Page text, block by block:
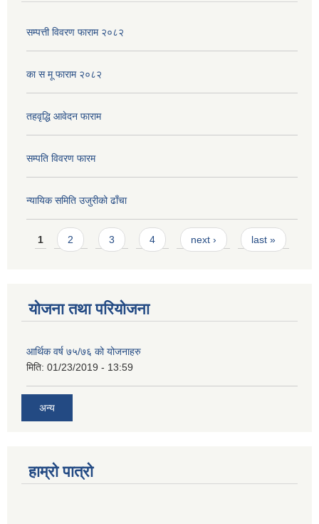
सम्पत्ती विवरण फाराम २०८२
का स मू फाराम २०८२
तहवृद्धि आवेदन फाराम
सम्पति विवरण फारम
न्यायिक समिति उजुरीको ढाँचा
Pages
1 2 3 4 next › last »
योजना तथा परियोजना
आर्थिक वर्ष ७५/७६ को योजनाहरु
मिति: 01/23/2019 - 13:59
अन्य
हाम्रो पात्रो